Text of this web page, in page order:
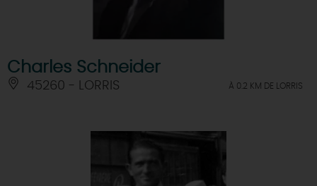
Charles Schneider
45260 - LORRIS À 0.2 KM DE LORRIS